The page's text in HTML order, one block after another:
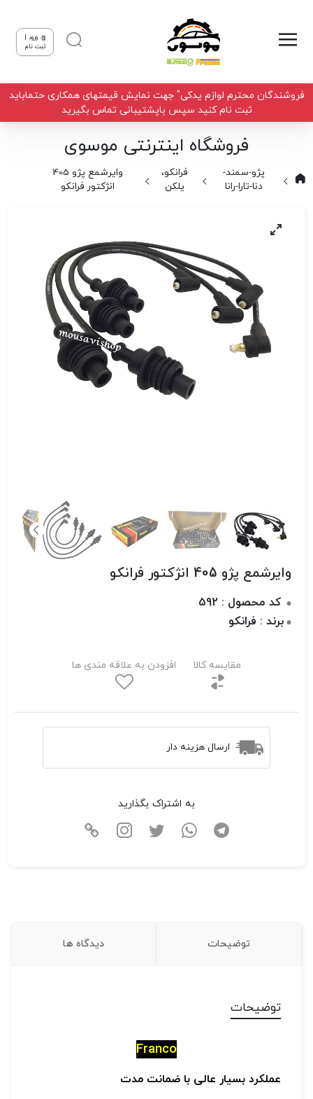
ورود |
ثبت نام
فروشندگان محترم لوازم یدکی" جهت نمایش قیمتهای همکاری حتماباید
ثبت نام کنید سپس باپشتیبانی تماس بگیرید
فروشگاه اینترنتی موسوی
پژو-سمند-
دنا-تارا-رانا
فرانکو،
یلکن
وایرشمع پژو 405
انژکتور فرانکو
وایرشمع پژو 405 انژکتور فرانکو
کد محصول : 592
برند : فرانکو
مقایسه کالا افزودن به علاقه مندی ها
ارسال هزینه دار
به اشتراک بگذارید
توضیحات دیدگاه ها
توضیحات
Franco
عملکرد بسیار عالی با ضمانت مدت